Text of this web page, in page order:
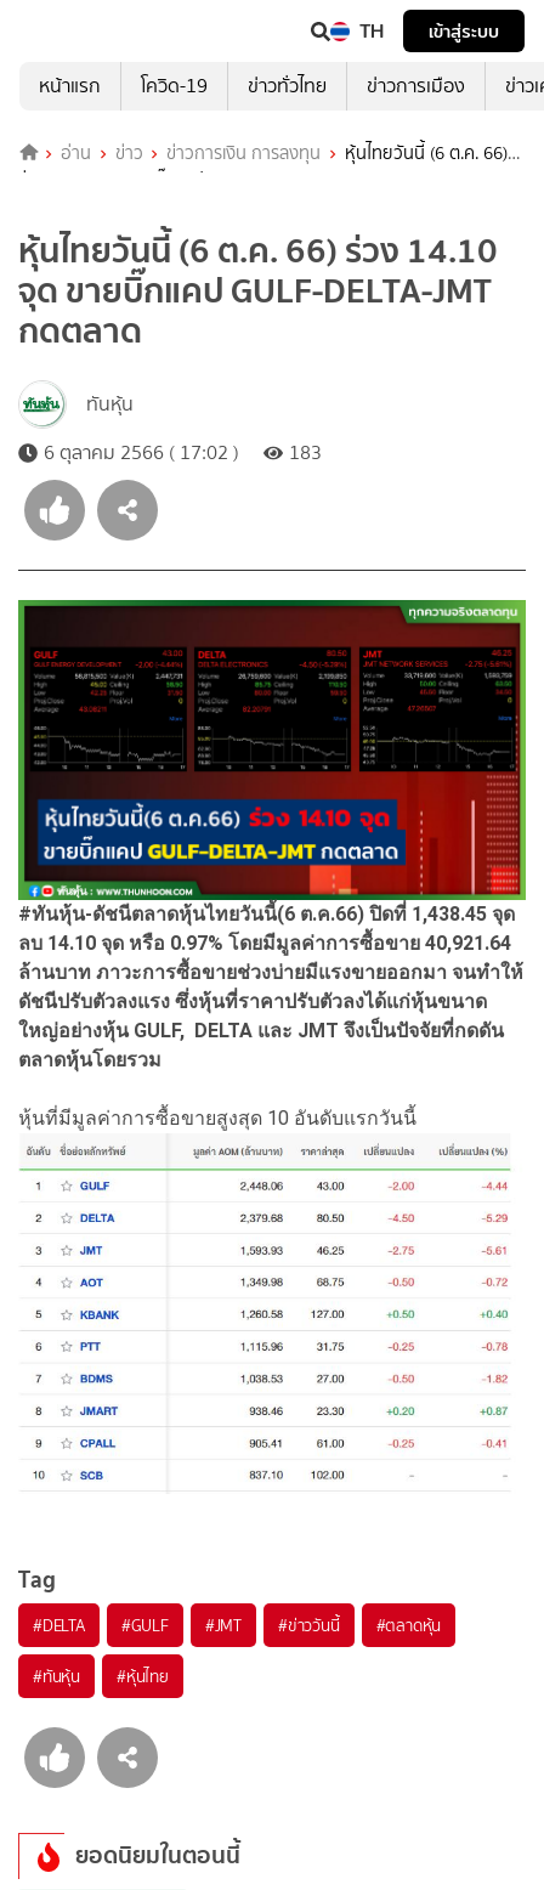
TH
เข้าสู่ระบบ
หน้าแรก
โควิด-19 ข่าวทั่วไทย ข่าวการเมือง ข่าว
อ่าน ข่าว ข่าวการเงิน การลงทุน
หุ้นไทยวันนี้ (6 ต.ค. 66)
ร่วง 14.10 จุด ขายบิ๊กแคป GULF-DELTA-JMT กดตลาด
หุ้นไทยวันนี้ (6 ต.ค. 66) ร่วง 14.10
จุด ขายบิ๊กแคป GULF-DELTA-JMT
กดตลาด
ทันหุ้น
6 ตุลาคม 2566 ( 17:02 )
183
#ทันหุ้น-ดัชนีตลาดหุ้นไทยวันนี้(6 ต.ค.66) ปิดที่ 1,438.45 จุด
ลบ 14.10 จุด หรือ 0.97% โดยมีมูลค่าการซื้อขาย 40,921.64
ล้านบาท ภาวะการซื้อขายช่วงบ่ายมีแรงขายออกมา จนทำให้
ดัชนีปรับตัวลงแรง ซึ่งหุ้นที่ราคาปรับตัวลงได้แก่หุ้นขนาด
ใหญ่อย่างหุ้น GULF, DELTA และ JMT จึงเป็นปัจจัยที่กดดัน
ตลาดหุ้นโดยรวม
หุ้นที่มีมูลค่าการซื้อขายสูงสุด 10 อันดับแรกวันนี้
Tag
#DELTA #GULF #JMT #ข่าววันนี้ #ตลาดหุ้น
#ทันหุ้น #หุ้นไทย
ยอดนิยมในตอนนี้